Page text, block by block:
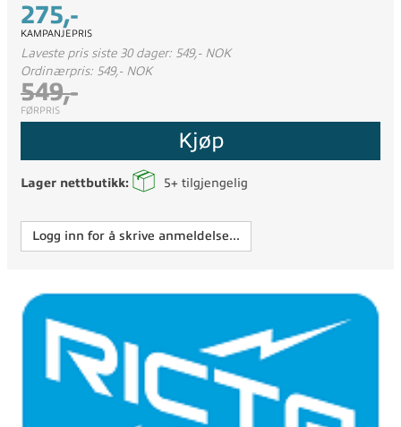
Logg inn for å skrive anmeldelse...
275,-
KAMPANJEPRIS
Laveste pris siste 30 dager: 549,- NOK
Ordinærpris: 549,- NOK
549,-
FØRPRIS
Kjøp
Lager nettbutikk: 5+ tilgjengelig